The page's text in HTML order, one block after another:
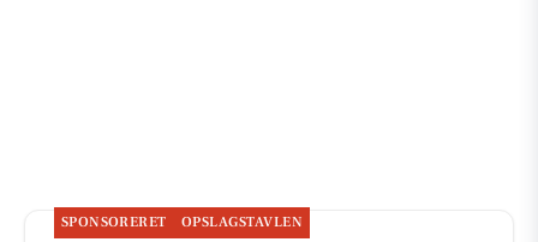
SPONSORERET OPSLAGSTAVLEN